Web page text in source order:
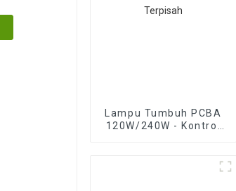
Lampu Tumbuh PCBA
120W/240W - Kontrol